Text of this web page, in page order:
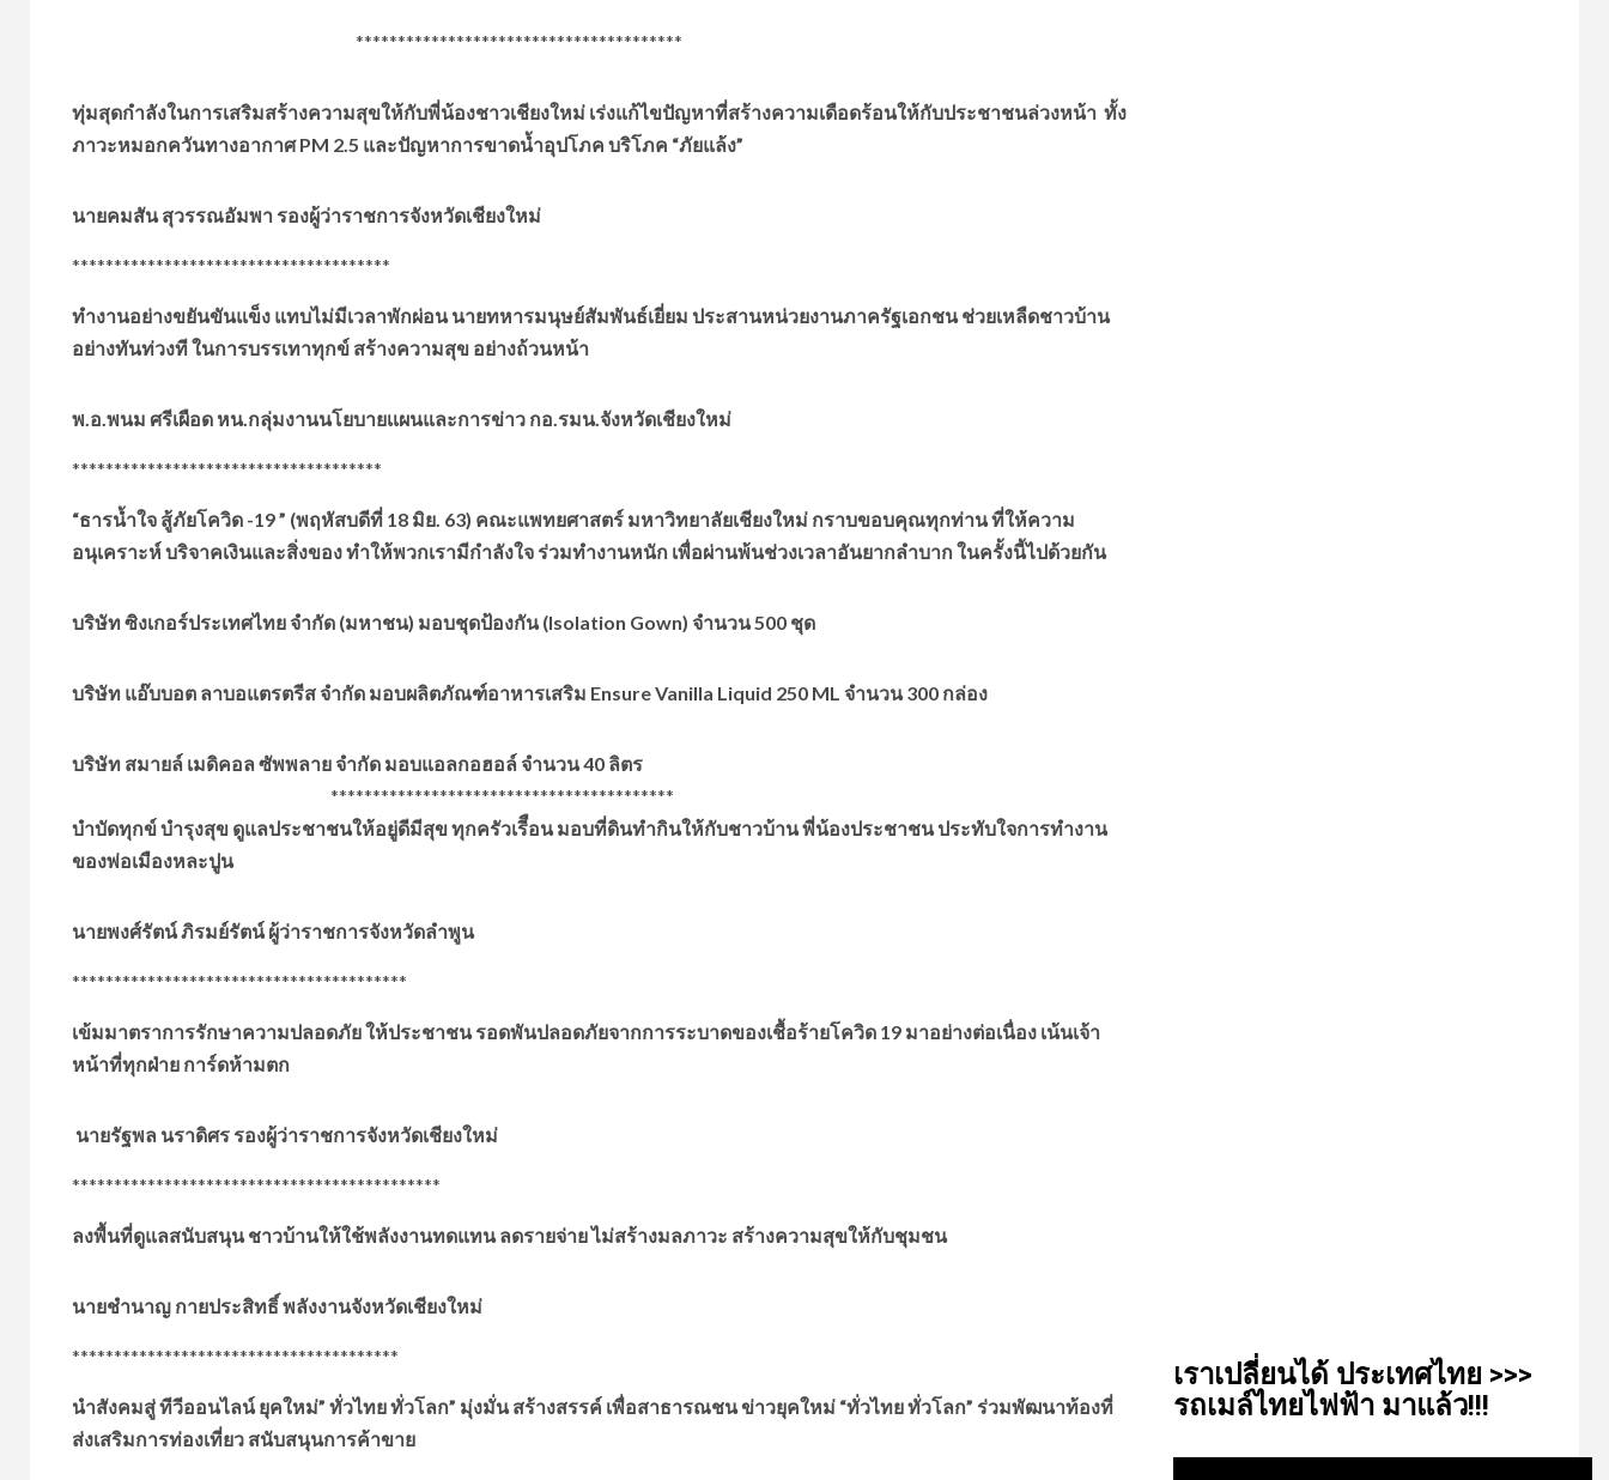
***************************************
ทุ่มสุดกำลังในการเสริมสร้างความสุขให้กับพี่น้องชาวเชียงใหม่ เร่งแก้ไขปัญหาที่สร้างความเดือดร้อนให้กับประชาชนล่วงหน้า ทั้ง
ภาวะหมอกควันทางอากาศ PM 2.5 และปัญหาการขาดน้ำอุปโภค บริโภค “ภัยแล้ง”
นายคมสัน สุวรรณอัมพา รองผู้ว่าราชการจังหวัดเชียงใหม่
**************************************
ทำงานอย่างขยันขันแข็ง แทบไม่มีเวลาพักผ่อน นายทหารมนุษย์สัมพันธ์เยี่ยม ประสานหน่วยงานภาครัฐเอกชน ช่วยเหลืดชาวบ้าน
อย่างทันท่วงที ในการบรรเทาทุกข์ สร้างความสุข อย่างถ้วนหน้า
พ.อ.พนม ศรีเผือด หน.กลุ่มงานนโยบายเเผนและการข่าว กอ.รมน.จังหวัด​เชียงใหม่
*************************************
“ธารน้ำใจ สู้ภัยโควิด -19 ” (พฤหัสบดีที่ 18 มิย. 63)​ คณะแพทยศาสตร์ มหาวิทยาลัยเชียงใหม่ กราบขอบคุณทุกท่าน ที่ให้ความ
อนุเคราะห์ บริจาคเงินและสิ่งของ ทำให้พวกเรามีกำลังใจ ร่วมทำงานหนัก เพื่อผ่านพ้นช่วงเวลาอันยากลำบาก ในครั้งนี้ไปด้วยกัน
บริษัท ซิงเกอร์ประเทศไทย จำกัด (มหาชน) มอบชุดป้องกัน (Isolation Gown) จำนวน 500 ชุด
บริษัท แอ๊บบอต ลาบอแตรตรีส จำกัด มอบผลิตภัณฑ์อาหารเสริม Ensure Vanilla Liquid 250 ML จำนวน 300 กล่อง
บริษัท สมายล์ เมดิคอล ซัพพลาย จำกัด มอบแอลกอฮอล์ จำนวน 40 ลิตร
*****************************************
บำบัดทุกข์ บำรุงสุข ดูแลประชาชนให้อยู่ดีมีสุข ทุกครัวเรีือน มอบที่ดินทำกินให้กับชาวบ้าน พี่น้องประชาชน ประทับใจการทำงาน
ของพ่อเมืองหละปูน
นายพงศ์รัตน์ ภิรมย์รัตน์ ผู้ว่าราชการจังหวัดลำพูน
****************************************
เข้มมาตราการรักษาความปลอดภัย ให้ประชาชน รอดพันปลอดภัยจากการระบาดของเชื้อร้ายโควิด 19 มาอย่างต่อเนื่อง เน้นเจ้า
หน้าที่ทุกฝ่าย การ์ดห้ามตก
นายรัฐพล นราดิศร รองผู้ว่าราชการจังหวัดเชียงใหม่
********************************************
ลงพื้นที่ดูแลสนับสนุน ชาวบ้านให้ใช้พลังงานทดแทน ลดรายจ่าย ไม่สร้างมลภาวะ สร้างความสุขให้กับชุมชน
นายชำนาญ กายประสิทธิ์ พลังงานจังหวัดเชียงใหม่
***************************************
นำสังคมสู่ ทีวีออนไลน์ ยุคใหม่” ทั่วไทย ทั่วโลก” มุ่งมั่น สร้างสรรค์ เพื่อสาธารณชน ข่าวยุคใหม่ “ทั่วไทย ทั่วโลก” ร่วมพัฒนาท้องที่
ส่งเสริมการท่องเที่ยว สนับสนุนการค้าขาย
เรา​เปลี่ยน​ได้​ ประเทศ​ไทย​ >>>
รถเมล์​ไทย​ไฟฟ้า​ มาแล้ว!!!